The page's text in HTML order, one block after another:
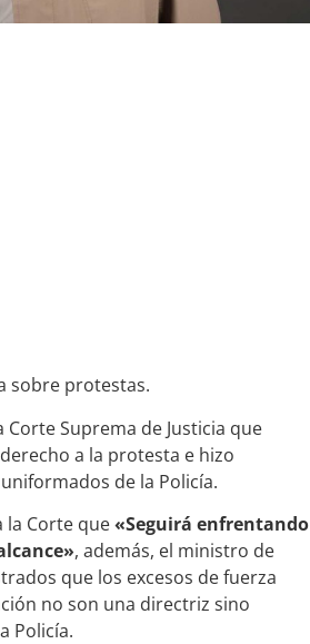
sobre protestas.
Suprema de Justicia que
a la protesta e hizo
de la Policía.
la Corte que«Seguirá enfrentando
, además, el ministro de
que los excesos de fuerza
no son una directriz sino
Policía.